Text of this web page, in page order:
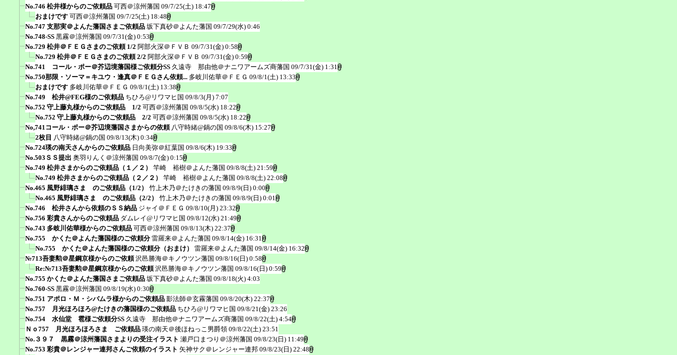
No.746 松井様からのご依頼品 可西＠涼州藩国 09/7/25(土) 18:47
おまけです 可西＠涼州藩国 09/7/25(土) 18:48
No.747 支那実＠よんた藩国さまご依頼品 坂下真砂＠よんた藩国 09/7/29(水) 0:46
No.748-SS 黒霧＠涼州藩国 09/7/31(金) 0:53
No.729 松井＠ＦＥＧさまのご依頼 1/2 阿部火深＠ＦＶＢ 09/7/31(金) 0:58
No.729 松井＠ＦＥＧさまのご依頼 2/2 阿部火深＠ＦＶＢ 09/7/31(金) 0:59
No.741 コール・ポー＠芥辺境藩国様ご依頼分SS 久遠寺 那由他＠ナニワアームズ商藩国 09/7/31(金) 1:31
No.750那限・ソーマ＝キユウ・逢真＠ＦＥＧさん依頼... 多岐川佑華＠ＦＥＧ 09/8/1(土) 13:33
おまけです 多岐川佑華＠ＦＥＧ 09/8/1(土) 13:38
No.749 松井@FEG様のご依頼品 ちひろ@リワマヒ国 09/8/3(月) 7:07
No.752 守上藤丸様からのご依頼品 1/2 可西＠涼州藩国 09/8/5(水) 18:22
No.752 守上藤丸様からのご依頼品 2/2 可西＠涼州藩国 09/8/5(水) 18:22
No,741コール・ポー＠芥辺境藩国さまからの依頼 八守時緒@鍋の国 09/8/6(木) 15:27
2枚目 八守時緒@鍋の国 09/8/13(木) 0:34
No.724瑛の南天さんからのご依頼品 日向美弥＠紅葉国 09/8/6(木) 19:33
No.503ＳＳ提出 奥羽りんく＠涼州藩国 09/8/7(金) 0:15
No.749 松井さまからのご依頼品（１／２）
竿崎 裕樹＠よんた藩国 09/8/8(土) 21:59
No.749 松井さまからのご依頼品（２／２）
竿崎 裕樹＠よんた藩国 09/8/8(土) 22:08
No.465 風野緋璃さま のご依頼品（1/2）
竹上木乃＠たけきの藩国 09/8/9(日) 0:00
No.465 風野緋璃さま のご依頼品（2/2）
竹上木乃＠たけきの藩国 09/8/9(日) 0:01
No.746 松井さんから依頼のＳＳ納品 ジャイ＠ＦＥＧ 09/8/10(月) 23:32
No.756 彩貴さんからのご依頼品 ダムレイ@リワマヒ国 09/8/12(水) 21:49
No.743 多岐川佑華様からのご依頼品 可西＠涼州藩国 09/8/13(木) 22:37
No.755 かくた＠よんた藩国様のご依頼分 雷羅来＠よんた藩国 09/8/14(金) 16:31
No.755 かくた＠よんた藩国様のご依頼分（おまけ）
雷羅来＠よんた藩国 09/8/14(金) 16:32
№713吾妻勲＠星鋼京様からのご依頼 沢邑勝海＠キノウツン藩国 09/8/16(日) 0:58
Re:№713吾妻勲＠星鋼京様からのご依頼 沢邑勝海＠キノウツン藩国 09/8/16(日) 0:59
No.755 かくた＠よんた藩国さまご依頼品 坂下真砂＠よんた藩国 09/8/18(火) 4:03
No.760-SS 黒霧＠涼州藩国 09/8/19(水) 0:30
No.751 アポロ・Ｍ・シバムラ様からのご依頼品 影法師＠玄霧藩国 09/8/20(木) 22:37
No.757 月光ほろほろ@たけきの藩国様のご依頼品 ちひろ@リワマヒ国 09/8/21(金) 23:26
No.754 水仙堂 雹様ご依頼分SS 久遠寺 那由他＠ナニワアームズ商藩国 09/8/22(土) 4:54
Ｎｏ757 月光ほろほろさま ご依頼品 瑛の南天＠後ほねっこ男爵領 09/8/22(土) 23:51
No.３９７ 黒霧＠涼州藩国さまよりの受注イラスト 瀬戸口まつり＠涼州藩国 09/8/23(日) 11:49
No.753 彩貴＠レンジャー連邦さんご依頼のイラスト 矢神サク＠レンジャー連邦 09/8/23(日) 22:48